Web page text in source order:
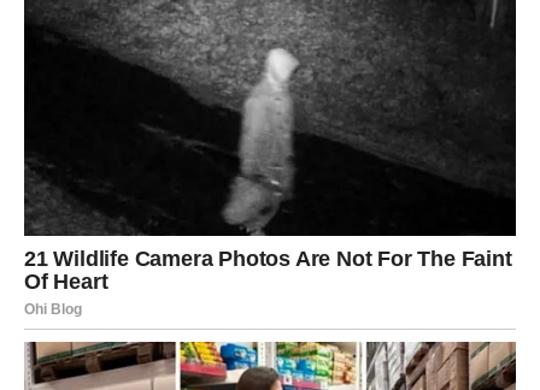
Ribe ulaze u period u kojem emocije postaju mnogo
ljepše i jasnije. Moguće je novo poznanstvo ili veliki korak
naprijed u postojećem odnosu.
Finansijska situacija pokazuje veoma pozitivne znakove.
Prilike koje dolaze mogu značajno poboljšati osjećaj
sigurnosti.
Karijera
Na poslovnom planu dolazi razvoj događaja koji ste dugo